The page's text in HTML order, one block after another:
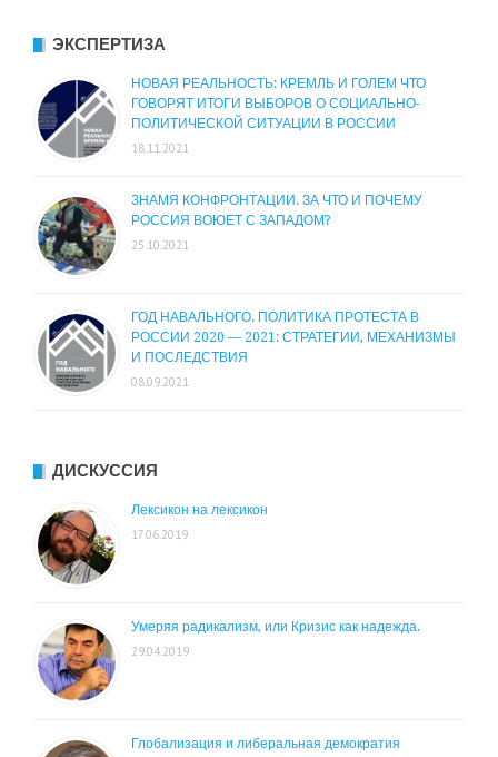
ЭКСПЕРТИЗА
НОВАЯ РЕАЛЬНОСТЬ: КРЕМЛЬ И ГОЛЕМ ЧТО
ГОВОРЯТ ИТОГИ ВЫБОРОВ О СОЦИАЛЬНО-
ПОЛИТИЧЕСКОЙ СИТУАЦИИ В РОССИИ
18.11.2021
ЗНАМЯ КОНФРОНТАЦИИ. ЗА ЧТО И ПОЧЕМУ
РОССИЯ ВОЮЕТ С ЗАПАДОМ?
25.10.2021
ГОД НАВАЛЬНОГО. ПОЛИТИКА ПРОТЕСТА В
РОССИИ 2020 — 2021: СТРАТЕГИИ, МЕХАНИЗМЫ
И ПОСЛЕДСТВИЯ
08.09.2021
ДИСКУССИЯ
Лексикон на лексикон
17.06.2019
Умеряя радикализм, или Кризис как надежда.
29.04.2019
Глобализация и либеральная демократия